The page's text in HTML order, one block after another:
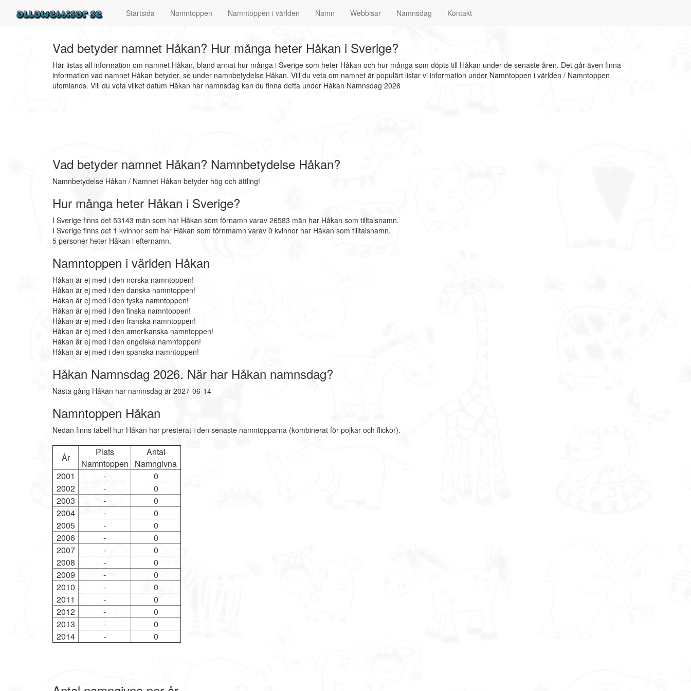
Startsida Namntoppen Namntoppen i världen Namn Webbisar Namnsdag Kontakt
Vad betyder namnet Håkan? Hur många heter Håkan i Sverige?
Här listas all information om namnet Håkan, bland annat hur många i Sverige som heter Håkan och hur många som döpts till Håkan under de senaste åren. Det går även finna
information vad namnet Håkan betyder, se under namnbetydelse Håkan. Vill du veta om namnet är populärt listar vi information under Namntoppen i världen / Namntoppen
utomlands. Vill du veta vilket datum Håkan har namnsdag kan du finna detta under Håkan Namnsdag 2026
Vad betyder namnet Håkan? Namnbetydelse Håkan?
Namnbetydelse Håkan / Namnet Håkan betyder hög och ättling!
Hur många heter Håkan i Sverige?
I Sverige finns det 53143 män som har Håkan som förnamn varav 26583 män har Håkan som tilltalsnamn.
I Sverige finns det 1 kvinnor som har Håkan som förnmamn varav 0 kvinnor har Håkan som tilltalsnamn.
5 personer heter Håkan i efternamn.
Namntoppen i världen Håkan
Håkan är ej med i den norska namntoppen!
Håkan är ej med i den danska namntoppen!
Håkan är ej med i den tyska namntoppen!
Håkan är ej med i den finska namntoppen!
Håkan är ej med i den franska namntoppen!
Håkan är ej med i den amerikanska namntoppen!
Håkan är ej med i den engelska namntoppen!
Håkan är ej med i den spanska namntoppen!
Håkan Namnsdag 2026. När har Håkan namnsdag?
Nästa gång Håkan har namnsdag är 2027-06-14
Namntoppen Håkan
Nedan finns tabell hur Håkan har presterat i den senaste namntopparna (kombinerat för pojkar och flickor).
År
Plats
Namntoppen
Antal
Namngivna
2001
-
0
2002
-
0
2003
-
0
2004
-
0
2005
-
0
2006
-
0
2007
-
0
2008
-
0
2009
-
0
2010
-
0
2011
-
0
2012
-
0
2013
-
0
2014
- 0